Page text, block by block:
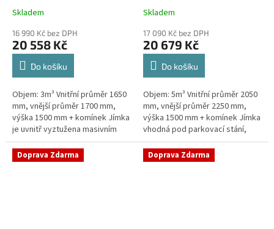
Skladem
16 990 Kč bez DPH
20 558 Kč
Do košíku
Objem: 3m³ Vnitřní průměr 1650
mm, vnější průměr 1700 mm,
výška 1500 mm + komínek Jímka
je uvnitř vyztužena masivním
žebrováním pro garanci její
samonosnosti.Kvalitní, pevná...
Skladem
17 090 Kč bez DPH
20 679 Kč
Do košíku
Objem: 5m³ Vnitřní průměr 2050
mm, vnější průměr 2250 mm,
výška 1500 mm + komínek Jímka
vhodná pod parkovací stání,
komunikace i terasy Průměr
přítoku specifikujte v...
Doprava Zdarma Doprava Zdarma